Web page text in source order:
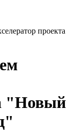
проекта
"Новый